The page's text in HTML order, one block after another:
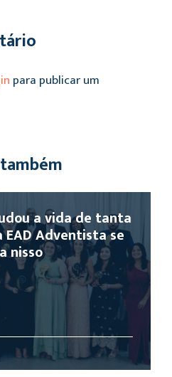
para publicar um
a vida de tanta
Adventista se
nisso